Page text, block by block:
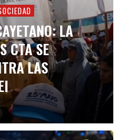
LA
CTA SE
LAS